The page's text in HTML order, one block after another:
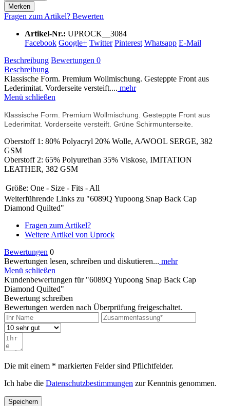
Merken
Fragen zum Artikel? Bewerten
Artikel-Nr.: UPROCK__3084
Facebook Google+ Twitter Pinterest Whatsapp E-Mail
Beschreibung Bewertungen 0
Beschreibung
Klassische Form. Premium Wollmischung. Gesteppte Front aus
Lederimitat. Vorderseite versteift.... mehr
Menü schließen
Klassische Form. Premium Wollmischung. Gesteppte Front aus
Lederimitat. Vorderseite versteift. Grüne Schirmunterseite.
Oberstoff 1: 80% Polyacryl 20% Wolle, A/WOOL SERGE, 382
GSM
Oberstoff 2: 65% Polyurethan 35% Viskose, IMITATION
LEATHER, 382 GSM
Größe: One - Size - Fits - All
Weiterführende Links zu "6089Q Yupoong Snap Back Cap
Diamond Quilted"
Fragen zum Artikel?
Weitere Artikel von Uprock
Bewertungen 0
Bewertungen lesen, schreiben und diskutieren... mehr
Menü schließen
Kundenbewertungen für "6089Q Yupoong Snap Back Cap
Diamond Quilted"
Bewertung schreiben
Bewertungen werden nach Überprüfung freigeschaltet.
Die mit einem * markierten Felder sind Pflichtfelder.
Ich habe die Datenschutzbestimmungen zur Kenntnis genommen.
Speichern